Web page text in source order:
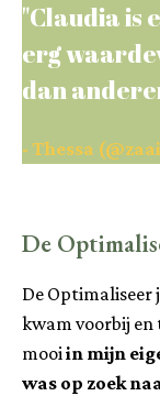
"Claudia is
erg
dan
- Thessa
De
De
kwam voorbij
mooiin mijn
was op zoek